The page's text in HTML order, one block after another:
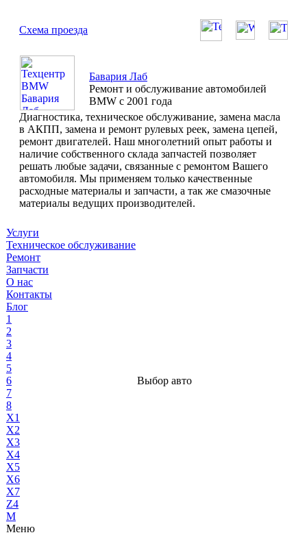
Схема проезда
Бавария Лаб
Ремонт и обслуживание автомобилей
BMW с 2001 года
Диагностика, техническое обслуживание, замена масла
в АКПП, замена и ремонт рулевых реек, замена цепей,
ремонт двигателей. Наш многолетний опыт работы и
наличие собственного склада запчастей позволяет
решать любые задачи, связанные с ремонтом Вашего
автомобиля. Мы применяем только качественные
расходные материалы и запчасти, а так же смазочные
материалы ведущих производителей.
Услуги
Техническое обслуживание
Ремонт
Запчасти
О нас
Контакты
Блог
1
2
3
4
5
6
7
8
X1
X2
X3
X4
X5
X6
X7
Z4
М
Меню
Выбор авто